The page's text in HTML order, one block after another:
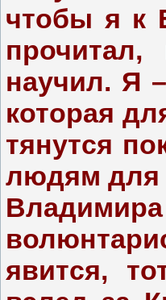
чтобы я к
научил. Я
которая
тянутся
людям для
явится,